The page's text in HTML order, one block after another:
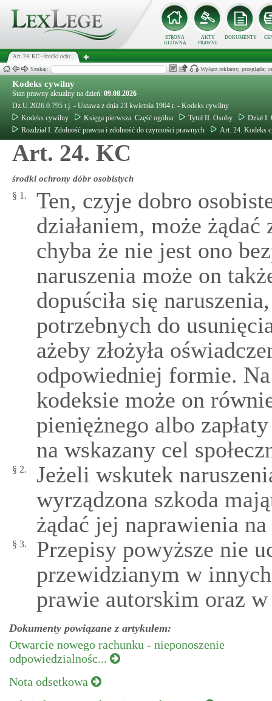
STRONA
GŁÓWNA
AKTY
PRAWNE
DOKUMENTY
Art. 24. KC - środki ochr...
Szukaj: Wyłącz reklamy, przeglądaj
Kodeks cywilny
Stan prawny aktualny na dzień: 09.08.2026
Dz.U.2026.0.795 t.j. - Ustawa z dnia 23 kwietnia 1964 r. - Kodeks cywilny
Kodeks cywilny
Księga pierwsza. Część ogólna Tytuł II. Osoby
Dział I.
Rozdział I. Zdolność prawna i zdolność do czynności prawnych
Art. 24. Kodeks
Art. 24. KC
środki ochrony dóbr osobistych
§ 1.
Ten, czyje dobro
działaniem, może żądać
chyba że nie jest ono
naruszenia może on
dopuściła się
potrzebnych do
ażeby złożyła
odpowiedniej formie.
kodeksie może on
pieniężnego albo
na wskazany cel
§ 2.
Jeżeli wskutek
wyrządzona szkoda
żądać jej naprawienia
§ 3.
Przepisy powyższe nie
przewidzianym w
prawie autorskim oraz
Dokumenty powiązane z artykułem:
Otwarcie nowego rachunku - nieponoszenie
odpowiedzialnośc...
Nota odsetkowa